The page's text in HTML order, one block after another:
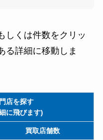
しくは件数をクリッ
る詳細に移動しま
店を探す
に飛びます)
買取店舗数